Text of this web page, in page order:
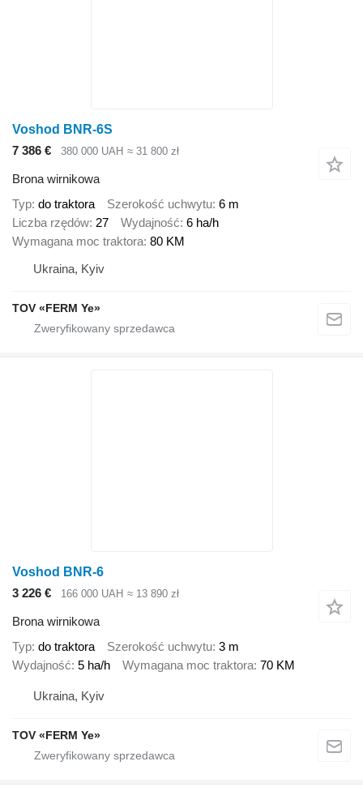
Voshod BNR-6S
7 386 €
380 000 UAH ≈ 31 800 zł
Brona wirnikowa
Typ do traktora Szerokość uchwytu 6 m
Liczba rzędów 27 Wydajność 6 ha/h
Wymagana moc traktora 80 KM
Ukraina, Kyiv
TOV «FERM Ye»
Voshod BNR-6
3 226 €
166 000 UAH ≈ 13 890 zł
Brona wirnikowa
Typ do traktora Szerokość uchwytu 3 m
Wydajność 5 ha/h Wymagana moc traktora 70 KM
Ukraina, Kyiv
TOV «FERM Ye»